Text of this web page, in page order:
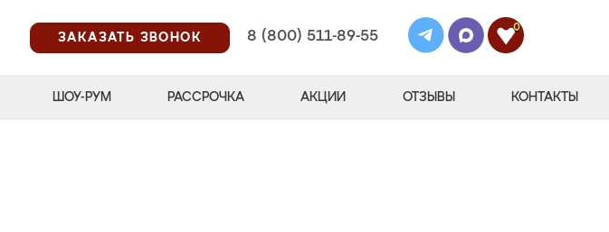
ЗАКАЗАТЬ ЗВОНОК
8 (800) 511-89-55
0
ШОУ-РУМ РАССРОЧКА АКЦИИ ОТЗЫВЫ КОНТАКТЫ